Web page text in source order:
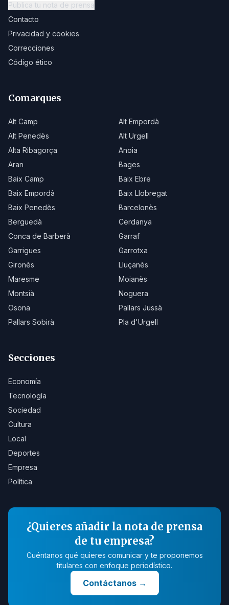
Publica tu nota de prensa
Contacto
Privacidad y cookies
Correcciones
Código ético
Comarques
Alt Camp
Alt Empordà
Alt Penedès
Alt Urgell
Alta Ribagorça
Anoia
Aran
Bages
Baix Camp
Baix Ebre
Baix Empordà
Baix Llobregat
Baix Penedès
Barcelonès
Berguedà
Cerdanya
Conca de Barberà
Garraf
Garrigues
Garrotxa
Gironès
Lluçanès
Maresme
Moianès
Montsià
Noguera
Osona
Pallars Jussà
Pallars Sobirà
Pla d'Urgell
Secciones
Economía
Tecnología
Sociedad
Cultura
Local
Deportes
Empresa
Política
¿Quieres añadir la nota de prensa
de tu empresa?
Cuéntanos qué quieres comunicar y te proponemos
titulares con enfoque periodístico.
Contáctanos→